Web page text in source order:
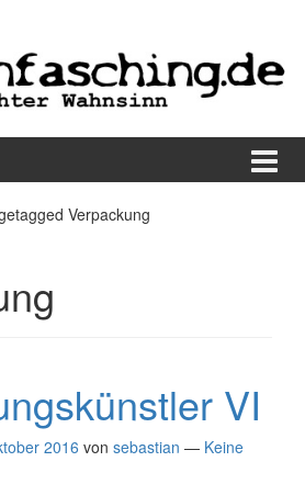
Verpackung
VI
2016 von sebastian — Keine